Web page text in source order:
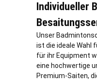
Individueller
Unser
ist die ideale Wahl
für ihr Equipment
eine hochwertige
Premium-Saiten,